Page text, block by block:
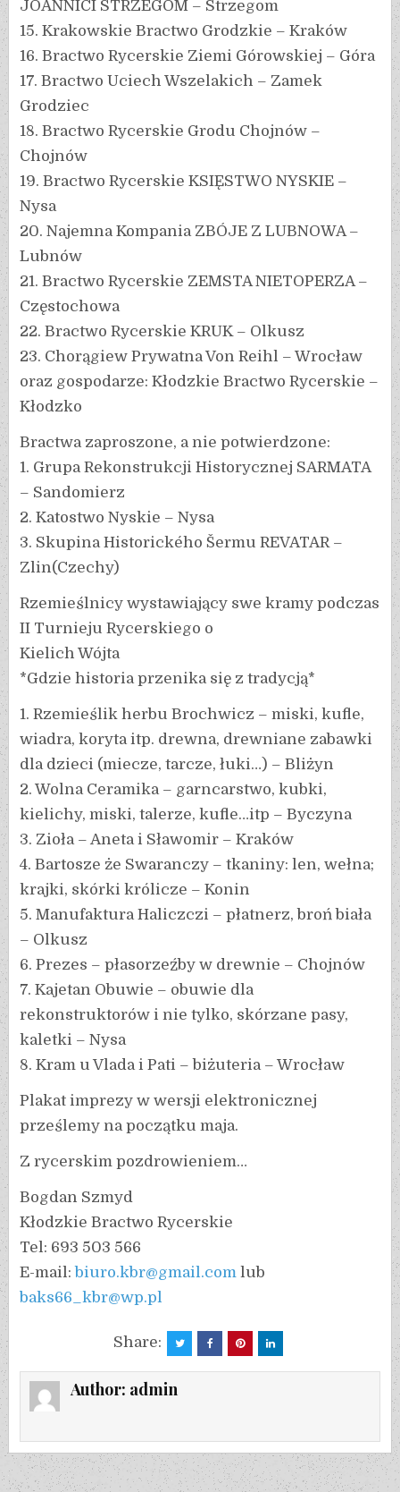
JOANNICI STRZEGOM – Strzegom
15. Krakowskie Bractwo Grodzkie – Kraków
16. Bractwo Rycerskie Ziemi Górowskiej – Góra
17. Bractwo Uciech Wszelakich – Zamek
Grodziec
18. Bractwo Rycerskie Grodu Chojnów –
Chojnów
19. Bractwo Rycerskie KSIĘSTWO NYSKIE –
Nysa
20. Najemna Kompania ZBÓJE Z LUBNOWA –
Lubnów
21. Bractwo Rycerskie ZEMSTA NIETOPERZA –
Częstochowa
22. Bractwo Rycerskie KRUK – Olkusz
23. Chorągiew Prywatna Von Reihl – Wrocław
oraz gospodarze: Kłodzkie Bractwo Rycerskie –
Kłodzko
Bractwa zaproszone, a nie potwierdzone:
1. Grupa Rekonstrukcji Historycznej SARMATA
– Sandomierz
2. Katostwo Nyskie – Nysa
3. Skupina Historického Šermu REVATAR –
Zlin(Czechy)
Rzemieślnicy wystawiający swe kramy podczas
II Turnieju Rycerskiego o
Kielich Wójta
*Gdzie historia przenika się z tradycją*
1. Rzemieślik herbu Brochwicz – miski, kufle,
wiadra, koryta itp. drewna, drewniane zabawki
dla dzieci (miecze, tarcze, łuki…) – Bliżyn
2. Wolna Ceramika – garncarstwo, kubki,
kielichy, miski, talerze, kufle…itp – Byczyna
3. Zioła – Aneta i Sławomir – Kraków
4. Bartosze że Swaranczy – tkaniny: len, wełna;
krajki, skórki królicze – Konin
5. Manufaktura Haliczczi – płatnerz, broń biała
– Olkusz
6. Prezes – płasorzeźby w drewnie – Chojnów
7. Kajetan Obuwie – obuwie dla
rekonstruktorów i nie tylko, skórzane pasy,
kaletki – Nysa
8. Kram u Vlada i Pati – biżuteria – Wrocław
Plakat imprezy w wersji elektronicznej
prześlemy na początku maja.
Z rycerskim pozdrowieniem…
Bogdan Szmyd
Kłodzkie Bractwo Rycerskie
Tel: 693 503 566
E-mail: biuro.kbr@gmail.com lub
baks66_kbr@wp.pl
Share:
Author: admin